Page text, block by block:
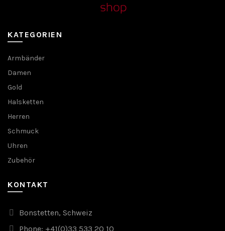
KATEGORIEN
Armbänder
Damen
Gold
Halsketten
Herren
Schmuck
Uhren
Zubehör
KONTAKT
Bonstetten, Schweiz
Phone: +41(0)33 533 20 10